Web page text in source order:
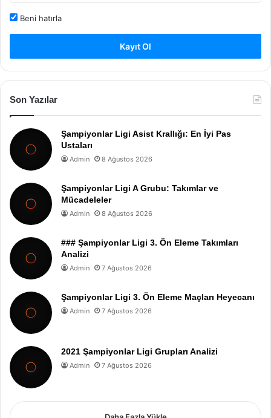
Beni hatırla
Kayıt Ol
Son Yazılar
Şampiyonlar Ligi Asist Krallığı: En İyi Pas
Ustaları
Admin 8 Ağustos 2026
Şampiyonlar Ligi A Grubu: Takımlar ve
Mücadeleler
Admin 8 Ağustos 2026
### Şampiyonlar Ligi 3. Ön Eleme Takımları
Analizi
Admin 7 Ağustos 2026
Şampiyonlar Ligi 3. Ön Eleme Maçları Heyecanı
Admin 7 Ağustos 2026
2021 Şampiyonlar Ligi Grupları Analizi
Admin 7 Ağustos 2026